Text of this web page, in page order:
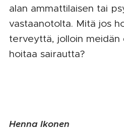
alan ammattilaisen tai
vastaanotolta. Mitä jos
terveyttä, jolloin meidän
hoitaa sairautta?
Henna Ikonen